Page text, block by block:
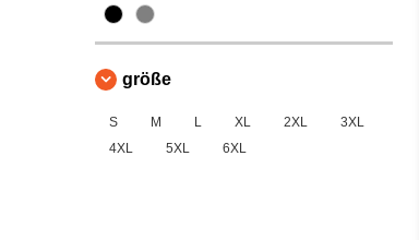
SF Mini
Spiro (1)
VELILLA
größe
S M L XL 2XL
3XL
4XL
5XL 6XL